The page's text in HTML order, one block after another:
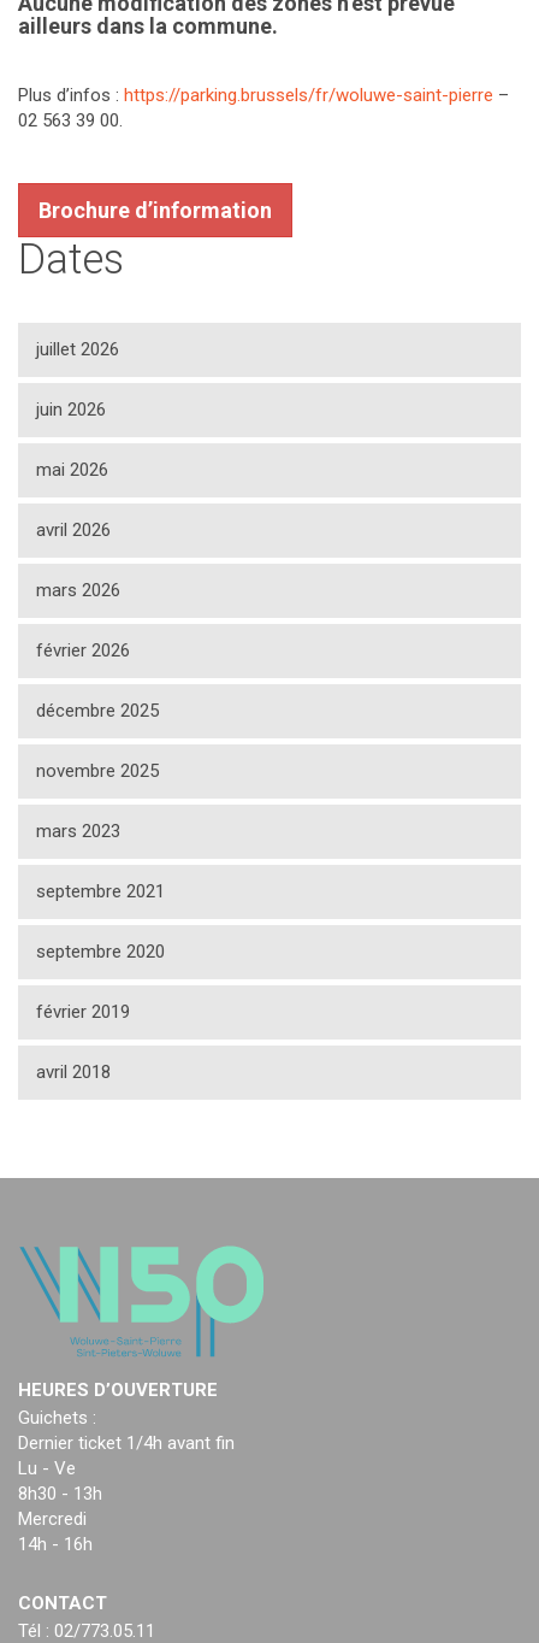
ailleurs dans la commune.
Plus d’infos : https://parking.brussels/fr/woluwe-saint-pierre –
02 563 39 00.
Brochure d’information
Dates
juillet 2026
juin 2026
mai 2026
avril 2026
mars 2026
février 2026
décembre 2025
novembre 2025
mars 2023
septembre 2021
septembre 2020
février 2019
avril 2018
HEURES D’OUVERTURE
Guichets :
Dernier ticket 1/4h avant fin
Lu - Ve
8h30 - 13h
Mercredi
14h - 16h
CONTACT
Tél : 02/773.05.11